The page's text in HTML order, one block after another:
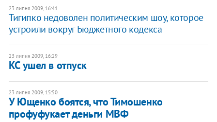
23 липня 2009, 16:41
Тигипко недоволен политическим шоу, которое
устроили вокруг Бюджетного кодекса
23 липня 2009, 16:29
КС ушел в отпуск
23 липня 2009, 15:50
У Ющенко боятся, что Тимошенко
профуфукает деньги МВФ